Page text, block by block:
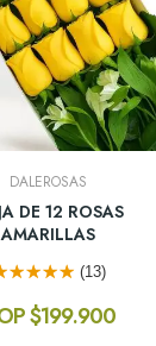
DALEROSAS
DE 12 ROSAS
AMARILLAS
(13)
$199.900